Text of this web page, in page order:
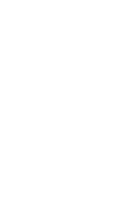
【 無垢 】